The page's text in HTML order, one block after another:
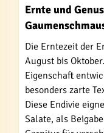
Ernte und
Die Erntezeit der
August bis
Eigenschaft
besonders zarte
Diese Endivie
Salate, als